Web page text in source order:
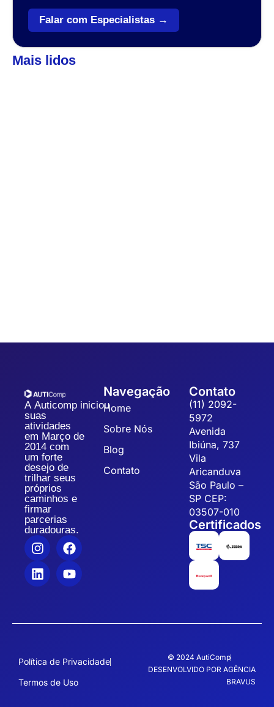
Falar com Especialistas →
Mais lidos
A Auticomp iniciou
suas
atividades
em Março de
2014 com
um forte
desejo de
trilhar seus
próprios
caminhos e
firmar
parcerias
duradouras.
Navegação
Home
Sobre Nós
Blog
Contato
Contato
(11) 2092-
5972
Avenida
Ibiúna, 737
Vila
Aricanduva
São Paulo –
SP CEP:
03507-010
Certificados
Política de Privacidade
Termos de Uso
© 2024 AutiComp
DESENVOLVIDO POR AGÊNCIA
BRAVUS